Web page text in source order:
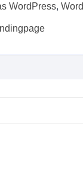
WordPress,